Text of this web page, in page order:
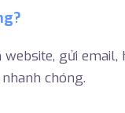
gửi
chóng.